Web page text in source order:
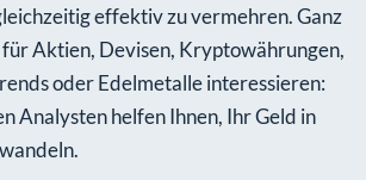
effektiv zu vermehren. Ganz
für Aktien, Devisen, Kryptowährungen,
oder Edelmetalle interessieren:
Analysten helfen Ihnen, Ihr Geld in